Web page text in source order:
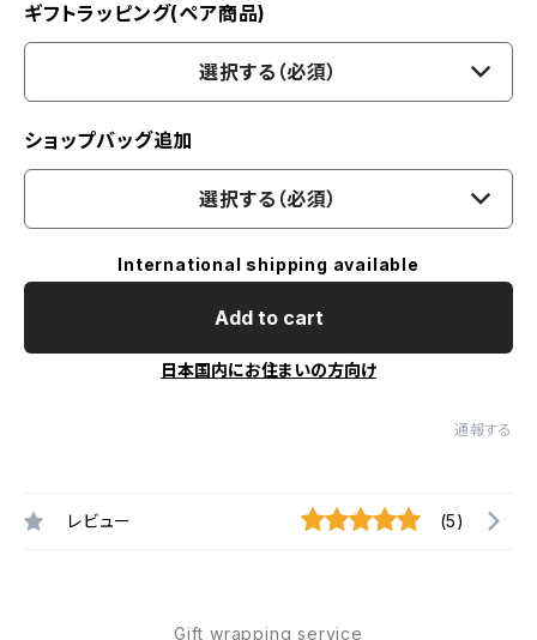
ギフトラッピング(ペア商品)
選択する（必須）
ショップバッグ追加
選択する（必須）
International shipping available
Add to cart
日本国内にお住まいの方向け
通報する
レビュー (5)
Gift wrapping service